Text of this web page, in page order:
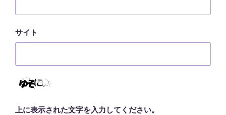
サイト
上に表示された文字を入力してください。